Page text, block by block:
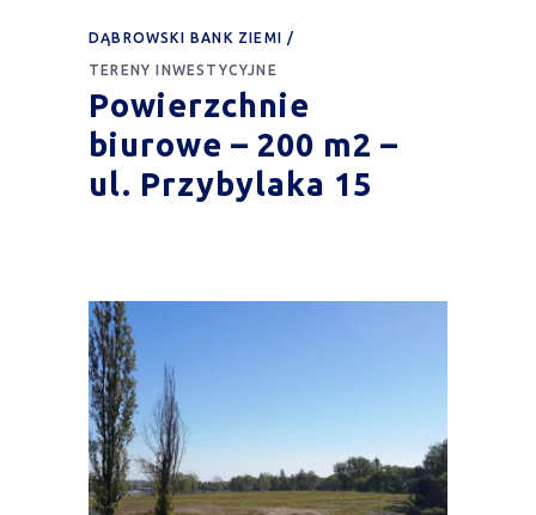
DĄBROWSKI BANK ZIEMI
TERENY INWESTYCYJNE
Powierzchnie
biurowe – 200 m2 –
ul. Przybylaka 15